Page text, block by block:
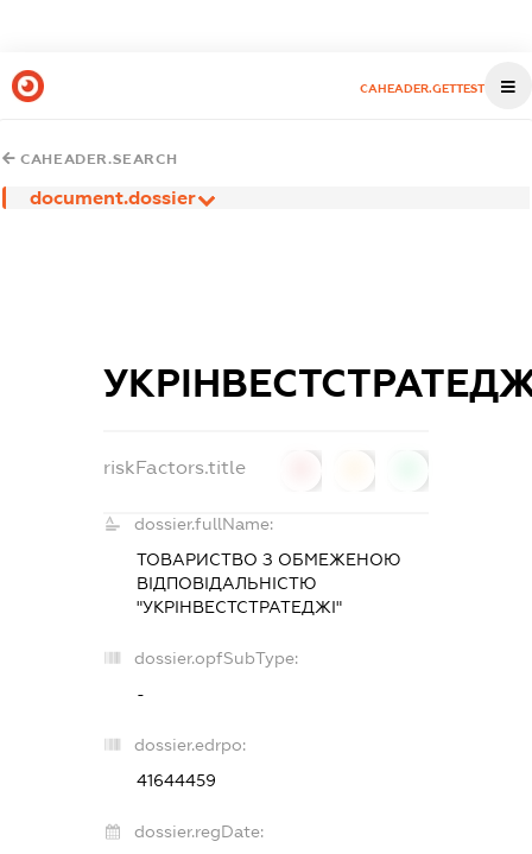
CAHEADER.GETTEST
CAHEADER.SEARCH
document.dossier
riskFactors.title
dossier.fullName:
ТОВАРИСТВО З ОБМЕЖЕНОЮ
ВІДПОВІДАЛЬНІСТЮ
"УКРІНВЕСТСТРАТЕДЖІ"
dossier.opfSubType:
-
dossier.edrpo:
41644459
dossier.regDate: